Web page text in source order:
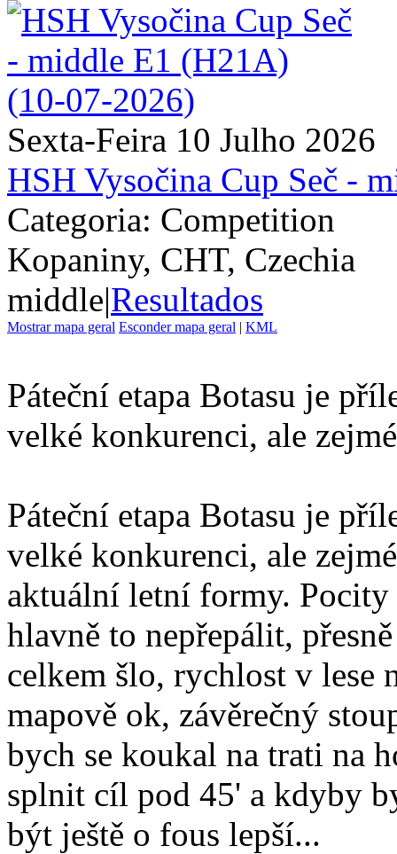
Sexta-Feira 10 Julho 2026
HSH Vysočina Cup Seč -
Categoria: Competition
Kopaniny, CHT, Czechia
middle|Resultados
Mostrar mapa geral Esconder mapa geral | KML
Páteční etapa Botasu je
velké konkurenci, ale
Páteční etapa Botasu je
velké konkurenci, ale
aktuální letní formy.
hlavně to nepřepálit,
celkem šlo, rychlost v lese
mapově ok, závěrečný
bych se koukal na trati na
splnit cíl pod 45' a kdyby
být ještě o fous lepší...